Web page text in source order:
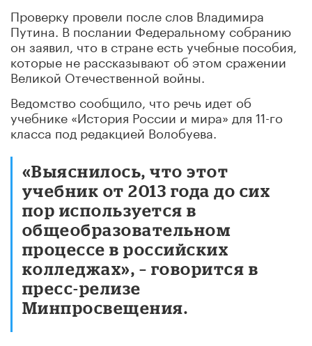
Проверку провели после слов Владимира
Путина. В послании Федеральному собранию
он заявил, что в стране есть учебные пособия,
которые не рассказывают об этом сражении
Великой Отечественной войны.
Ведомство сообщило, что речь идет об
учебнике «История России и мира» для 11-го
класса под редакцией Волобуева.
«Выяснилось, что этот
учебник от 2013 года до сих
пор используется в
общеобразовательном
процессе в российских
колледжах», – говорится в
пресс-релизе
Минпросвещения.